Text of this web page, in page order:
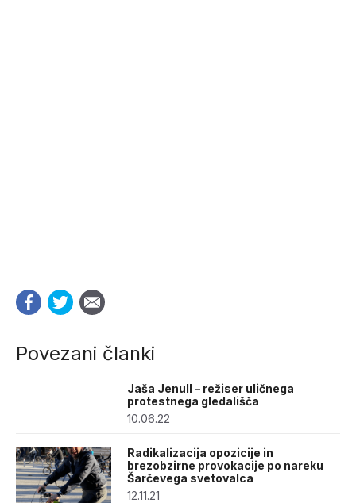
Povezani članki
Jaša Jenull – režiser uličnega
protestnega gledališča
10.06.22
Radikalizacija opozicije in
brezobzirne provokacije po nareku
Šarčevega svetovalca
12.11.21